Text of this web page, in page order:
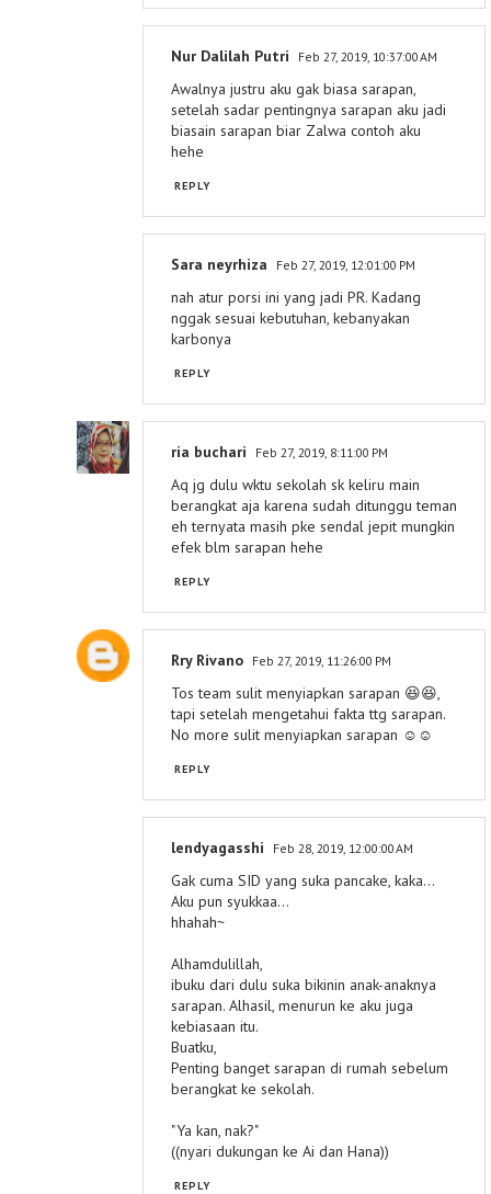
Nur Dalilah Putri Feb 27, 2019, 10:37:00 AM
Awalnya justru aku gak biasa sarapan,
setelah sadar pentingnya sarapan aku jadi
biasain sarapan biar Zalwa contoh aku
hehe
REPLY
Sara neyrhiza Feb 27, 2019, 12:01:00 PM
nah atur porsi ini yang jadi PR. Kadang
nggak sesuai kebutuhan, kebanyakan
karbonya
REPLY
ria buchari Feb 27, 2019, 8:11:00 PM
Aq jg dulu wktu sekolah sk keliru main
berangkat aja karena sudah ditunggu teman
eh ternyata masih pke sendal jepit mungkin
efek blm sarapan hehe
REPLY
Rry Rivano Feb 27, 2019, 11:26:00 PM
Tos team sulit menyiapkan sarapan 😆😆,
tapi setelah mengetahui fakta ttg sarapan.
No more sulit menyiapkan sarapan ☺️☺️
REPLY
lendyagasshi Feb 28, 2019, 12:00:00 AM
Gak cuma SID yang suka pancake, kaka...
Aku pun syukkaa...
hhahah~
Alhamdulillah,
ibuku dari dulu suka bikinin anak-anaknya
sarapan. Alhasil, menurun ke aku juga
kebiasaan itu.
Buatku,
Penting banget sarapan di rumah sebelum
berangkat ke sekolah.
"Ya kan, nak?"
((nyari dukungan ke Ai dan Hana))
REPLY